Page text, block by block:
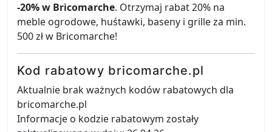
-20% w Bricomarche. Otrzymaj rabat 20% na
meble ogrodowe, huśtawki, baseny i grille za min.
500 zł w Bricomarche!
Kod rabatowy bricomarche.pl
Aktualnie brak ważnych kodów rabatowych dla
bricomarche.pl
Informacje o kodzie rabatowym zostały